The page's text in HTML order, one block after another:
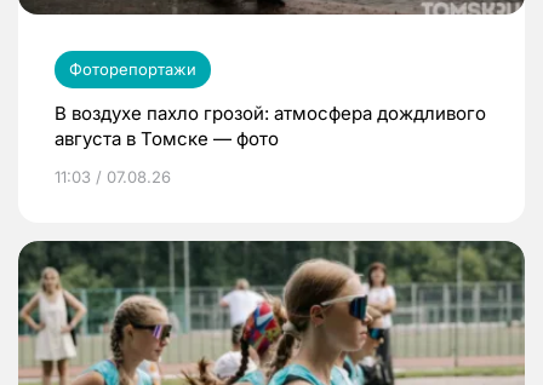
Фоторепортажи
В воздухе пахло грозой: атмосфера дождливого
августа в Томске — фото
11:03 / 07.08.26